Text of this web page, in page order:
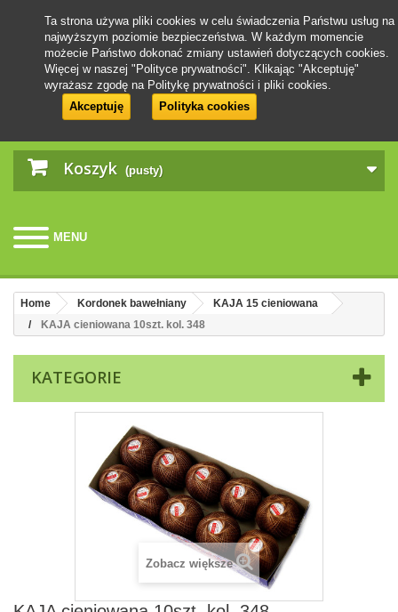
Koszyk (pusty)
MENU
Ta strona używa pliki cookies w celu świadczenia Państwu usług na
najwyższym poziomie bezpieczeństwa. W każdym momencie
możecie Państwo dokonać zmiany ustawień dotyczących cookies.
Więcej w naszej "Polityce prywatności". Klikając "Akceptuję"
wyrażasz zgodę na Politykę prywatności i pliki cookies.
Akceptuję
Polityka cookies
Home Kordonek bawełniany
KAJA 15 cieniowana
KAJA cieniowana 10szt. kol. 348
KATEGORIE
Zobacz większe